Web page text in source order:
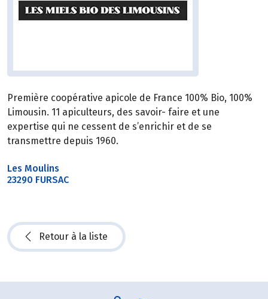
Première coopérative apicole de France 100% Bio, 100%
Limousin. 11 apiculteurs, des savoir- faire et une
expertise qui ne cessent de s’enrichir et de se
transmettre depuis 1960.
Les Moulins
23290 FURSAC
Retour à la liste